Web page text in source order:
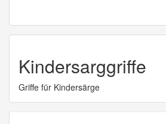
Kindersarggriffe
Griffe für Kindersärge